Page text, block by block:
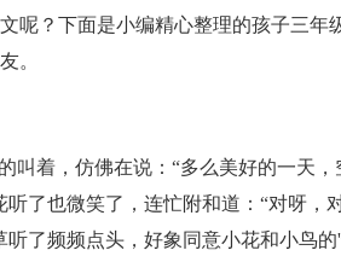
呢？下面是小编精心整理的孩子三年
。
叫着，仿佛在说：“多么美好的一天，
了也微笑了，连忙附和道：“对呀，
了频频点头，好象同意小花和小鸟